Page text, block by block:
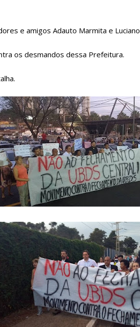
e amigos Adauto Marmita e
os desmandos dessa Prefeitura.